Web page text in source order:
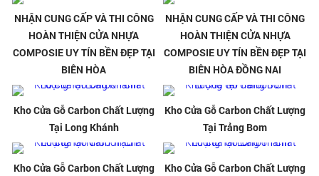
NHẬN CUNG CẤP VÀ THI CÔNG
HOÀN THIỆN CỬA NHỰA
COMPOSIE UY TÍN BỀN ĐẸP TẠI
BIÊN HÒA
NHẬN CUNG CẤP VÀ THI CÔNG
HOÀN THIỆN CỬA NHỰA
COMPOSIE UY TÍN BỀN ĐẸP TẠI
BIÊN HÒA ĐỒNG NAI
Kho Cửa Gỗ Carbon Chất Lượng
Tại Long Khánh
Kho Cửa Gỗ Carbon Chất Lượng
Tại Trảng Bom
Kho Cửa Gỗ Carbon Chất Lượng
Kho Cửa Gỗ Carbon Chất Lượng